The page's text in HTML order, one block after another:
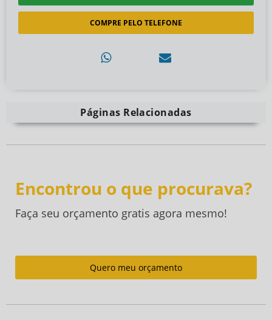
COMPRE PELO TELEFONE
Páginas Relacionadas
Encontrou o que procurava?
Faça seu orçamento gratis agora mesmo!
Quero meu orçamento